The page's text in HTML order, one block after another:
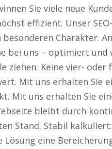
Sie viele neue
effizient. Unser
besonderen Charakter.
bei uns – optimiert
ziehen: Keine vier-
Mit uns erhalten Sie
Mit uns erhalten Sie
bleibt durch
Stand. Stabil
Lösung eine